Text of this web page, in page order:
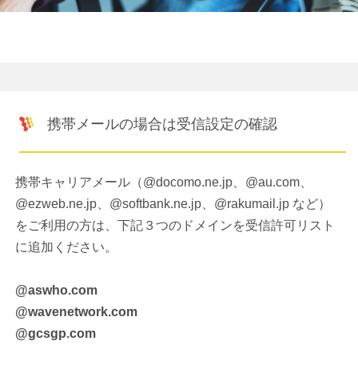
携帯メールの場合は受信設定の確認
携帯キャリアメール（@docomo.ne.jp、@au.com、
@ezweb.ne.jp、@softbank.ne.jp、@rakumail.jp など）
をご利用の方は、下記３つのドメインを受信許可リスト
に追加ください。
@aswho.com
@wavenetwork.com
@gcsgp.com